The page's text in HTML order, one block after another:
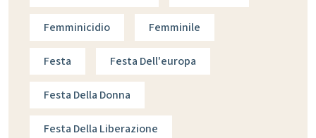
Femminicidio Femminile
Festa Festa Dell'europa
Festa Della Donna
Festa Della Liberazione